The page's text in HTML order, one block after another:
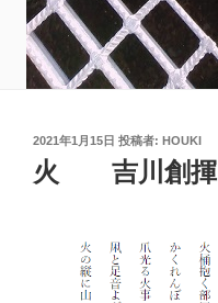
投
日:
2021年1月15日 投稿者: HOUKI
火 吉川創揮